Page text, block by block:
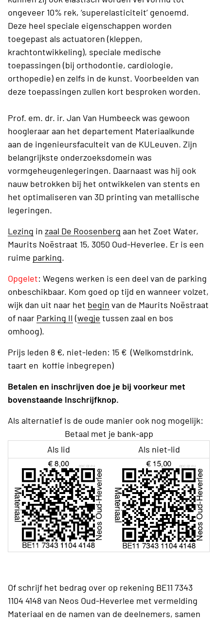
ongeveer 10% rek, ‘superelasticiteit’ genoemd.
Deze heel speciale eigenschappen worden
toegepast als actuatoren (kleppen,
krachtontwikkeling), speciale medische
toepassingen (bij orthodontie, cardiologie,
orthopedie) en zelfs in de kunst. Voorbeelden van
deze toepassingen zullen kort besproken worden.
Prof. em. dr. ir. Jan Van Humbeeck was gewoon
hoogleraar aan het departement Materiaalkunde
aan de ingenieursfaculteit van de KULeuven. Zijn
belangrijkste onderzoeksdomein was
vormgeheugenlegeringen. Daarnaast was hij ook
nauw betrokken bij het ontwikkelen van stents en
het optimaliseren van 3D printing van metallische
legeringen.
Lezing in zaal De Roosenberg aan het Zoet Water,
Maurits Noëstraat 15, 3050 Oud-Heverlee. Er is een
ruime parking.
Opgelet: Wegens werken is een deel van de parking
onbeschikbaar. Kom goed op tijd en wanneer volzet,
wijk dan uit naar het begin van de Maurits Noëstraat
of naar Parking II (wegje tussen zaal en bos
omhoog).
Prijs leden 8 €, niet-leden: 15 € (Welkomstdrink,
taart en koffie inbegrepen)
Betalen en inschrijven doe je bij voorkeur met
bovenstaande Inschrijfknop.
Als alternatief is de oude manier ook nog mogelijk:
Betaal met je bank-app
Als lid
Als niet-lid
Of schrijf het bedrag over op rekening BE11 7343
1104 4148 van Neos Oud-Heverlee met vermelding
Materiaal en de namen van de deelnemers, samen